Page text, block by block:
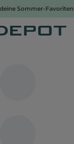
Sommer-Favoriten